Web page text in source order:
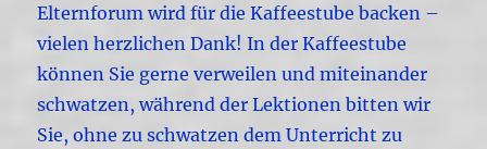
Elternforum wird für die Kaffeestube backen –
vielen herzlichen Dank! In der Kaffeestube
können Sie gerne verweilen und miteinander
schwatzen, während der Lektionen bitten wir
Sie, ohne zu schwatzen dem Unterricht zu